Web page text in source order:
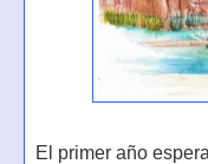
El primer año